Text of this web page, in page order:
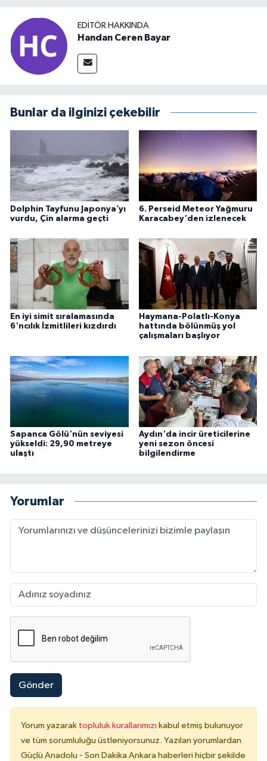
EDITÖR HAKKINDA
Handan Ceren Bayar
Bunlar da ilginizi çekebilir
Dolphin Tayfunu Japonya’yı
vurdu, Çin alarma geçti
6. Perseid Meteor Yağmuru
Karacabey'den izlenecek
En iyi simit sıralamasında
6'ncılık İzmitlileri kızdırdı
Haymana-Polatlı-Konya
hattında bölünmüş yol
çalışmaları başlıyor
Sapanca Gölü'nün seviyesi
yükseldi: 29,90 metreye
ulaştı
Aydın'da incir üreticilerine
yeni sezon öncesi
bilgilendirme
Yorumlar
Gönder
Yorum yazarak topluluk kurallarımızı kabul etmiş bulunuyor
ve tüm sorumluluğu üstleniyorsunuz. Yazılan yorumlardan
Güçlü Anadolu - Son Dakika Ankara haberleri hiçbir şekilde